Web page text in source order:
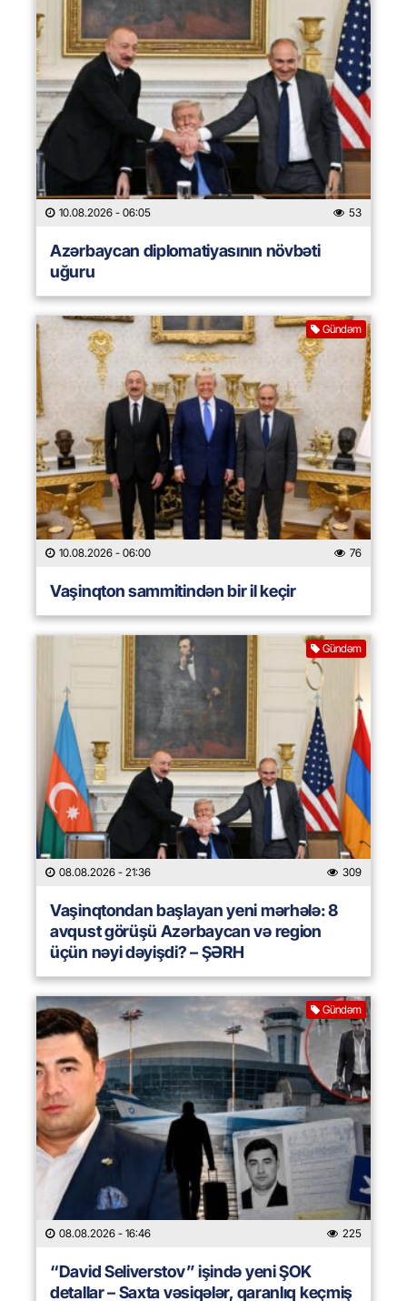
10.08.2026 - 06:05 53
Azərbaycan diplomatiyasının növbəti
uğuru
Gündəm
10.08.2026 - 06:00 76
Vaşinqton sammitindən bir il keçir
Gündəm
08.08.2026 - 21:36 309
Vaşinqtondan başlayan yeni mərhələ: 8
avqust görüşü Azərbaycan və region
üçün nəyi dəyişdi? – ŞƏRH
Gündəm
08.08.2026 - 16:46 225
“David Seliverstov” işində yeni ŞOK
detallar – Saxta vəsiqələr, qaranlıq keçmiş